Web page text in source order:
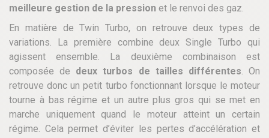
meilleure gestion de la pression et le renvoi des gaz.
En matière de Twin Turbo, on retrouve deux types de
variations. La première combine deux Single Turbo qui
agissent ensemble. La deuxième combinaison est
composée de deux turbos de tailles différentes. On
retrouve donc un petit turbo fonctionnant lorsque le moteur
tourne à bas régime et un autre plus gros qui se met en
marche uniquement quand le moteur atteint un certain
régime. Cela permet d’éviter les pertes d’accélération et